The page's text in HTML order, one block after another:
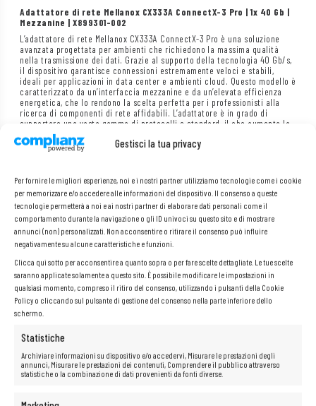
Gestisci la tua privacy
Per fornire le migliori esperienze, noi e i nostri partner utilizziamo tecnologie come i cookie
per memorizzare e/o accedere alle informazioni del dispositivo. Il consenso a queste
tecnologie permetterà a noi e ai nostri partner di elaborare dati personali come il
comportamento durante la navigazione o gli ID univoci su questo sito e di mostrare
annunci (non) personalizzati. Non acconsentire o ritirare il consenso può influire
negativamente su alcune caratteristiche e funzioni.
Clicca qui sotto per acconsentire a quanto sopra o per fare scelte dettagliate. Le tue scelte
saranno applicate solamente a questo sito. È possibile modificare le impostazioni in
qualsiasi momento, compreso il ritiro del consenso, utilizzando i pulsanti della Cookie
Policy o cliccando sul pulsante di gestione del consenso nella parte inferiore dello
schermo.
Statistiche
Archiviare informazioni su dispositivo e/o accedervi, Misurare le prestazioni degli
annunci, Misurare le prestazioni dei contenuti, Comprendere il pubblico attraverso
statistiche o la combinazione di dati provenienti da fonti diverse.
Adattatore di rete Mellanox CX333A ConnectX-3 Pro | 1x 40 Gb |
Mezzanine | X899301-002
L’adattatore di rete Mellanox CX333A ConnectX-3 Pro è una soluzione
avanzata progettata per ambienti che richiedono la massima qualità
nella trasmissione dei dati. Grazie al supporto della tecnologia 40 Gb/s,
il dispositivo garantisce connessioni estremamente veloci e stabili,
ideali per applicazioni in data center e ambienti cloud. Questo modello è
caratterizzato da un’interfaccia mezzanine e da un’elevata efficienza
energetica, che lo rendono la scelta perfetta per i professionisti alla
ricerca di componenti di rete affidabili. L’adattatore è in grado di
supportare una vasta gamma di protocolli e standard, il che aumenta la
sua versatilità e flessibilità nella configurazione della rete. Grazie alla
sua architettura avanzata, ConnectX-3 Pro consente di ottimizzare il
traffico di rete e ridurre al minimo i ritardi, il che è fondamentale per le
Marca:Mellanox
Modello:ConnectX-3 Pro CX333A
PN:X899301-002
Interfaccia:
1 x 40 GbE Multiconnector